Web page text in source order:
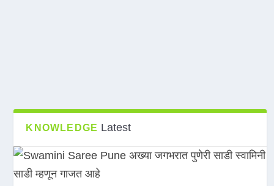
KNOWLEDGE Latest